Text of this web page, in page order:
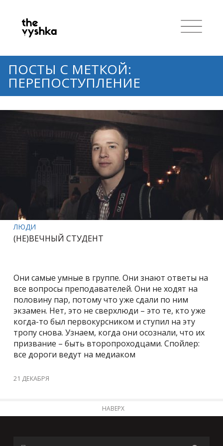
ПОСТЫ С МЕТКОЙ:
ПЕРЕПОСТУПЛЕНИЕ
ЛЮДИ
(НЕ)ВЕЧНЫЙ СТУДЕНТ
Они самые умные в группе. Они знают ответы на
все вопросы преподавателей. Они не ходят на
половину пар, потому что уже сдали по ним
экзамен. Нет, это не сверхлюди – это те, кто уже
когда-то был первокурсником и ступил на эту
тропу снова. Узнаем, когда они осознали, что их
призвание – быть второпроходцами. Спойлер:
все дороги ведут на медиаком
21 ДЕКАБРЯ
НАВЕРХ